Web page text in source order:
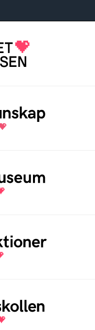
ett internet som
och samhället
dig att bli en
och kureras
färdiga lektioner
oberoende
drivs av